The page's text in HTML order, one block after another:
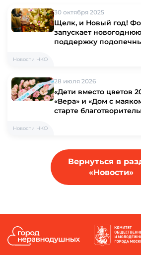
Новости НКО
30 октября 2025
Щелк, и Новый год!
запускает
поддержку
Новости НКО
28 июля 2026
«Дети вместо цветов
«Вера» и «Дом с
старте
Вернуться в
«Новости»